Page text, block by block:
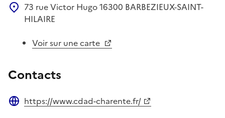
73 rue Victor Hugo16300 BARBEZIEUX-SAINT-
HILAIRE
Voir sur une carte
Contacts
https://www.cdad-charente.fr/